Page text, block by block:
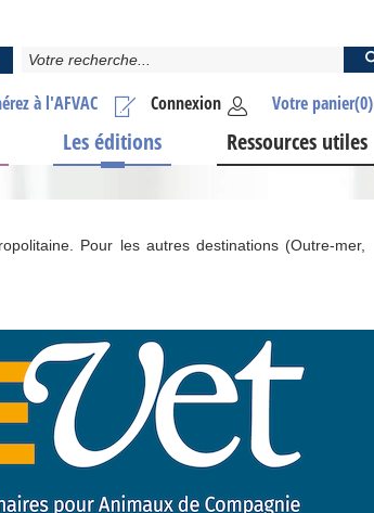
Votre panier(0)
Connexion
à l'AFVAC
Les éditions Ressources utiles
Pour les autres destinations (Outre-mer,